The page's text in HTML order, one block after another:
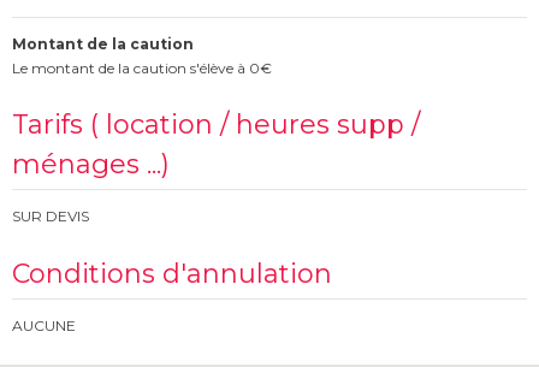
Montant de la caution
Le montant de la caution s'élève à 0€
Tarifs ( location / heures supp /
ménages ...)
SUR DEVIS
Conditions d'annulation
AUCUNE